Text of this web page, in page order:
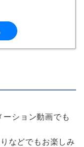
ション動画でも
などでもお楽しみ